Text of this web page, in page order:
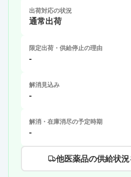
出荷対応の状況
通常出荷
限定出荷・供給停止の理由
-
解消見込み
-
解消・在庫消尽の予定時期
-
他医薬品の供給状